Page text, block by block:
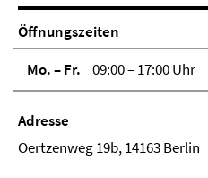
Öffnungszeiten
Mo. – Fr.
09:00 – 17:00 Uhr
Adresse
Oertzenweg 19b, 14163 Berlin